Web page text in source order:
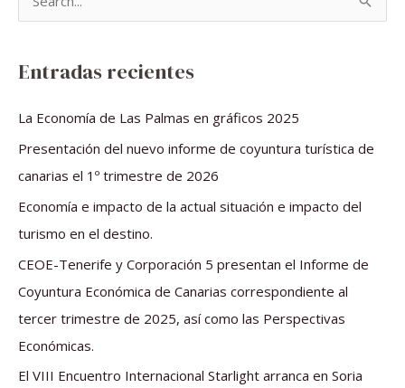
a
r
Entradas recientes
La Economía de Las Palmas en gráficos 2025
Presentación del nuevo informe de coyuntura turística de
canarias el 1º trimestre de 2026
Economía e impacto de la actual situación e impacto del
turismo en el destino.
CEOE-Tenerife y Corporación 5 presentan el Informe de
Coyuntura Económica de Canarias correspondiente al
tercer trimestre de 2025, así como las Perspectivas
Económicas.
El VIII Encuentro Internacional Starlight arranca en Soria